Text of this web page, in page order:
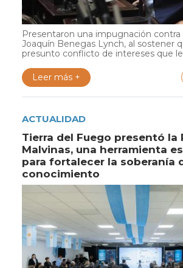
Presentaron una impugnación contra
Joaquín Benegas Lynch, al sostener
presunto conflicto de intereses que
Leer más +
ACTUALIDAD
Tierra del Fuego presentó la
Malvinas, una herramienta
para fortalecer la soberanía
conocimiento